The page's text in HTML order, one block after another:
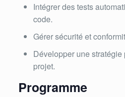
Intégrer des tests
code.
Gérer sécurité et
Développer une
projet.
Programme